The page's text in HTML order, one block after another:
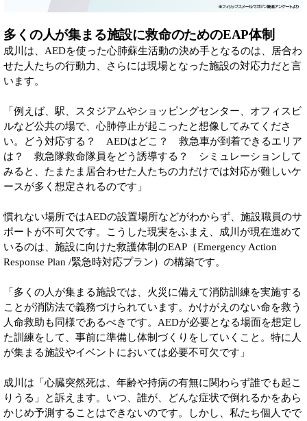
多くの人が集まる施設に救命のためのEAP体制
成川は、AEDを使った心肺蘇生活動の決め手となるのは、居合わ
せた人たちの行動力、さらには現場となった施設の対応力だと言
います。
「例えば、駅、スタジアムやショッピングセンター、オフィスビ
ルなど公共の場で、心肺停止が起こったと想像してみてくださ
い。どう対応する？ AEDはどこ？ 救急車が到着できるエリア
は？ 救急隊救命隊員をどう誘導する？ シミュレーションして
みると、たまたま居合わせた人たちの力だけでは対応が難しいケ
ースが多く想定されるのです」
慣れない場所ではAEDの設置場所などがわからず、施設職員のサ
ポートが不可欠です。こうした現実をふまえ、成川が現在進めて
いるのは、施設に向けた救護体制のEAP（Emergency Action
Response Plan /緊急時対応プラン）の構築です。
「多くの人が集まる施設では、火災に備えて消防訓練を実施する
ことが消防法で義務づけられています。かけがえのない命を救う
人命救助も同様であるべきです。AEDが必要となる場面を想定し
た訓練をして、事前に準備し体制づくりをしていくこと。特に人
が集まる施設やイベントにおいては必要不可欠です」
成川は「心臓突然死は、年齢や持病の有無に関わらず誰でも起こ
りうる」と訴えます。いつ、誰が、どんな症状で倒れるかをあら
かじめ予測することはできないのです。しかし、私たち個人でで